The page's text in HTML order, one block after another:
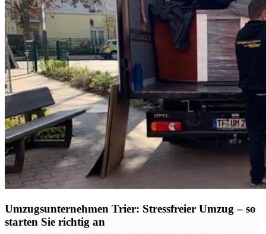
Umzugsunternehmen Trier: Stressfreier Umzug – so
starten Sie richtig an